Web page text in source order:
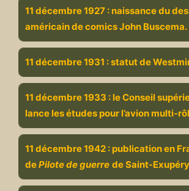
11 décembre 1927 : naissance du
américain de comics John Buscema.
11 décembre 1931 : statut de
11 décembre 1933 : le Conseil
lance les études pour l’avion multi-
11 décembre 1942 : publication en
dePilote de guerre de Saint-